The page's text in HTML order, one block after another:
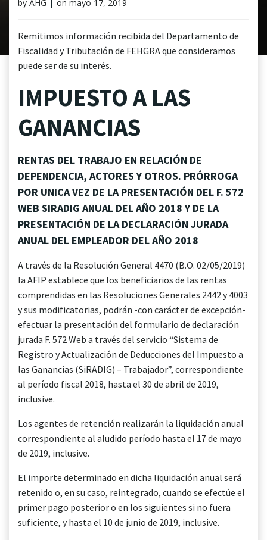
by AHG | on mayo 17, 2019
Remitimos información recibida del Departamento de
Fiscalidad y Tributación de FEHGRA que consideramos
puede ser de su interés.
IMPUESTO A LAS
GANANCIAS
RENTAS DEL TRABAJO EN RELACIÓN DE
DEPENDENCIA, ACTORES Y OTROS. PRÓRROGA
POR UNICA VEZ DE LA PRESENTACIÓN DEL F. 572
WEB SIRADIG ANUAL DEL AÑO 2018 Y DE LA
PRESENTACIÓN DE LA DECLARACIÓN JURADA
ANUAL DEL EMPLEADOR DEL AÑO 2018
A través de la Resolución General 4470 (B.O. 02/05/2019)
la AFIP establece que los beneficiarios de las rentas
comprendidas en las Resoluciones Generales 2442 y 4003
y sus modificatorias, podrán -con carácter de excepción-
efectuar la presentación del formulario de declaración
jurada F. 572 Web a través del servicio “Sistema de
Registro y Actualización de Deducciones del Impuesto a
las Ganancias (SiRADIG) – Trabajador”, correspondiente
al período fiscal 2018, hasta el 30 de abril de 2019,
inclusive.
Los agentes de retención realizarán la liquidación anual
correspondiente al aludido período hasta el 17 de mayo
de 2019, inclusive.
El importe determinado en dicha liquidación anual será
retenido o, en su caso, reintegrado, cuando se efectúe el
primer pago posterior o en los siguientes si no fuera
suficiente, y hasta el 10 de junio de 2019, inclusive.